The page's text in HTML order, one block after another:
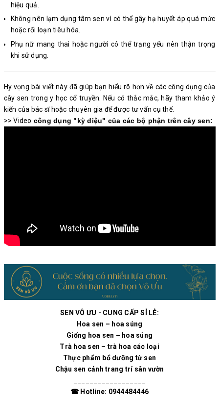
hiệu quả.
Không nên lạm dụng tâm sen vì có thể gây hạ huyết áp quá mức
hoặc rối loạn tiêu hóa.
Phụ nữ mang thai hoặc người có thể trạng yếu nên thận trọng
khi sử dụng.
Hy vọng bài viết này đã giúp bạn hiểu rõ hơn về các công dụng của
cây sen trong y học cổ truyền. Nếu có thắc mắc, hãy tham khảo ý
kiến của bác sĩ hoặc chuyên gia để được tư vấn cụ thể.
>> Video công dụng "kỳ diệu" của các bộ phận trên cây sen:
SEN VÔ ƯU - CUNG CẤP SỈ LẺ:
Hoa sen – hoa súng
Giống hoa sen – hoa súng
Trà hoa sen – trà hoa các loại
Thực phẩm bổ dưỡng từ sen
Chậu sen cảnh trang trí sân vườn
☎ Hotline: 0944484446